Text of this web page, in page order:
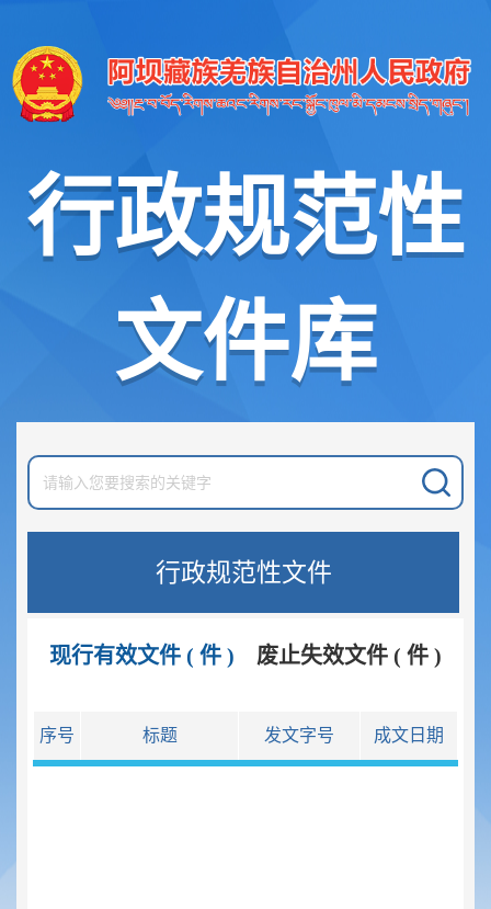
行政规范性
文件库
行政规范性文件
现行有效文件 ( 件 ) 废止失效文件 ( 件 )
序号 标题 发文字号 成文日期